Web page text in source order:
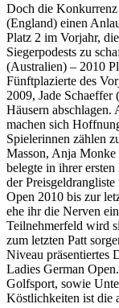
Doch die Konkurrenz
(England) einen
Platz 2 im Vorjahr,
Siegerpodests zu
(Australien) – 2010
Fünftplazierte des
2009, Jade
Häusern
machen sich
Spielerinnen zählen
Masson, Anja Monke
belegte in ihrer
der
Open 2010 bis zur
ehe ihr die Nerven
Teilnehmerfeld wird
zum letzten Patt
Niveau präsentiertes
Ladies German
Golfsport, sowie
Köstlichkeiten ist die